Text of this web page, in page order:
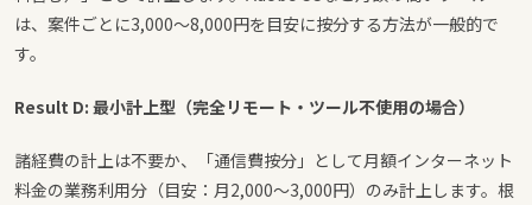
は、案件ごとに3,000〜8,000円を目安に按分する方法が一般的で
す。
Result D: 最小計上型（完全リモート・ツール不使用の場合）
諸経費の計上は不要か、「通信費按分」として月額インターネット
料金の業務利用分（目安：月2,000〜3,000円）のみ計上します。根